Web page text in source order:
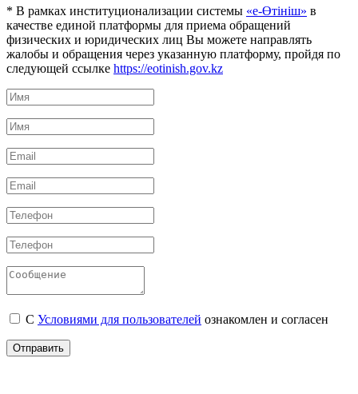
* В рамках институционализации системы «е-Өтініш» в
качестве единой платформы для приема обращений
физических и юридических лиц Вы можете направлять
жалобы и обращения через указанную платформу, пройдя по
следующей ссылке https://eotinish.gov.kz
С Условиями для пользователей ознакомлен и согласен
Отправить